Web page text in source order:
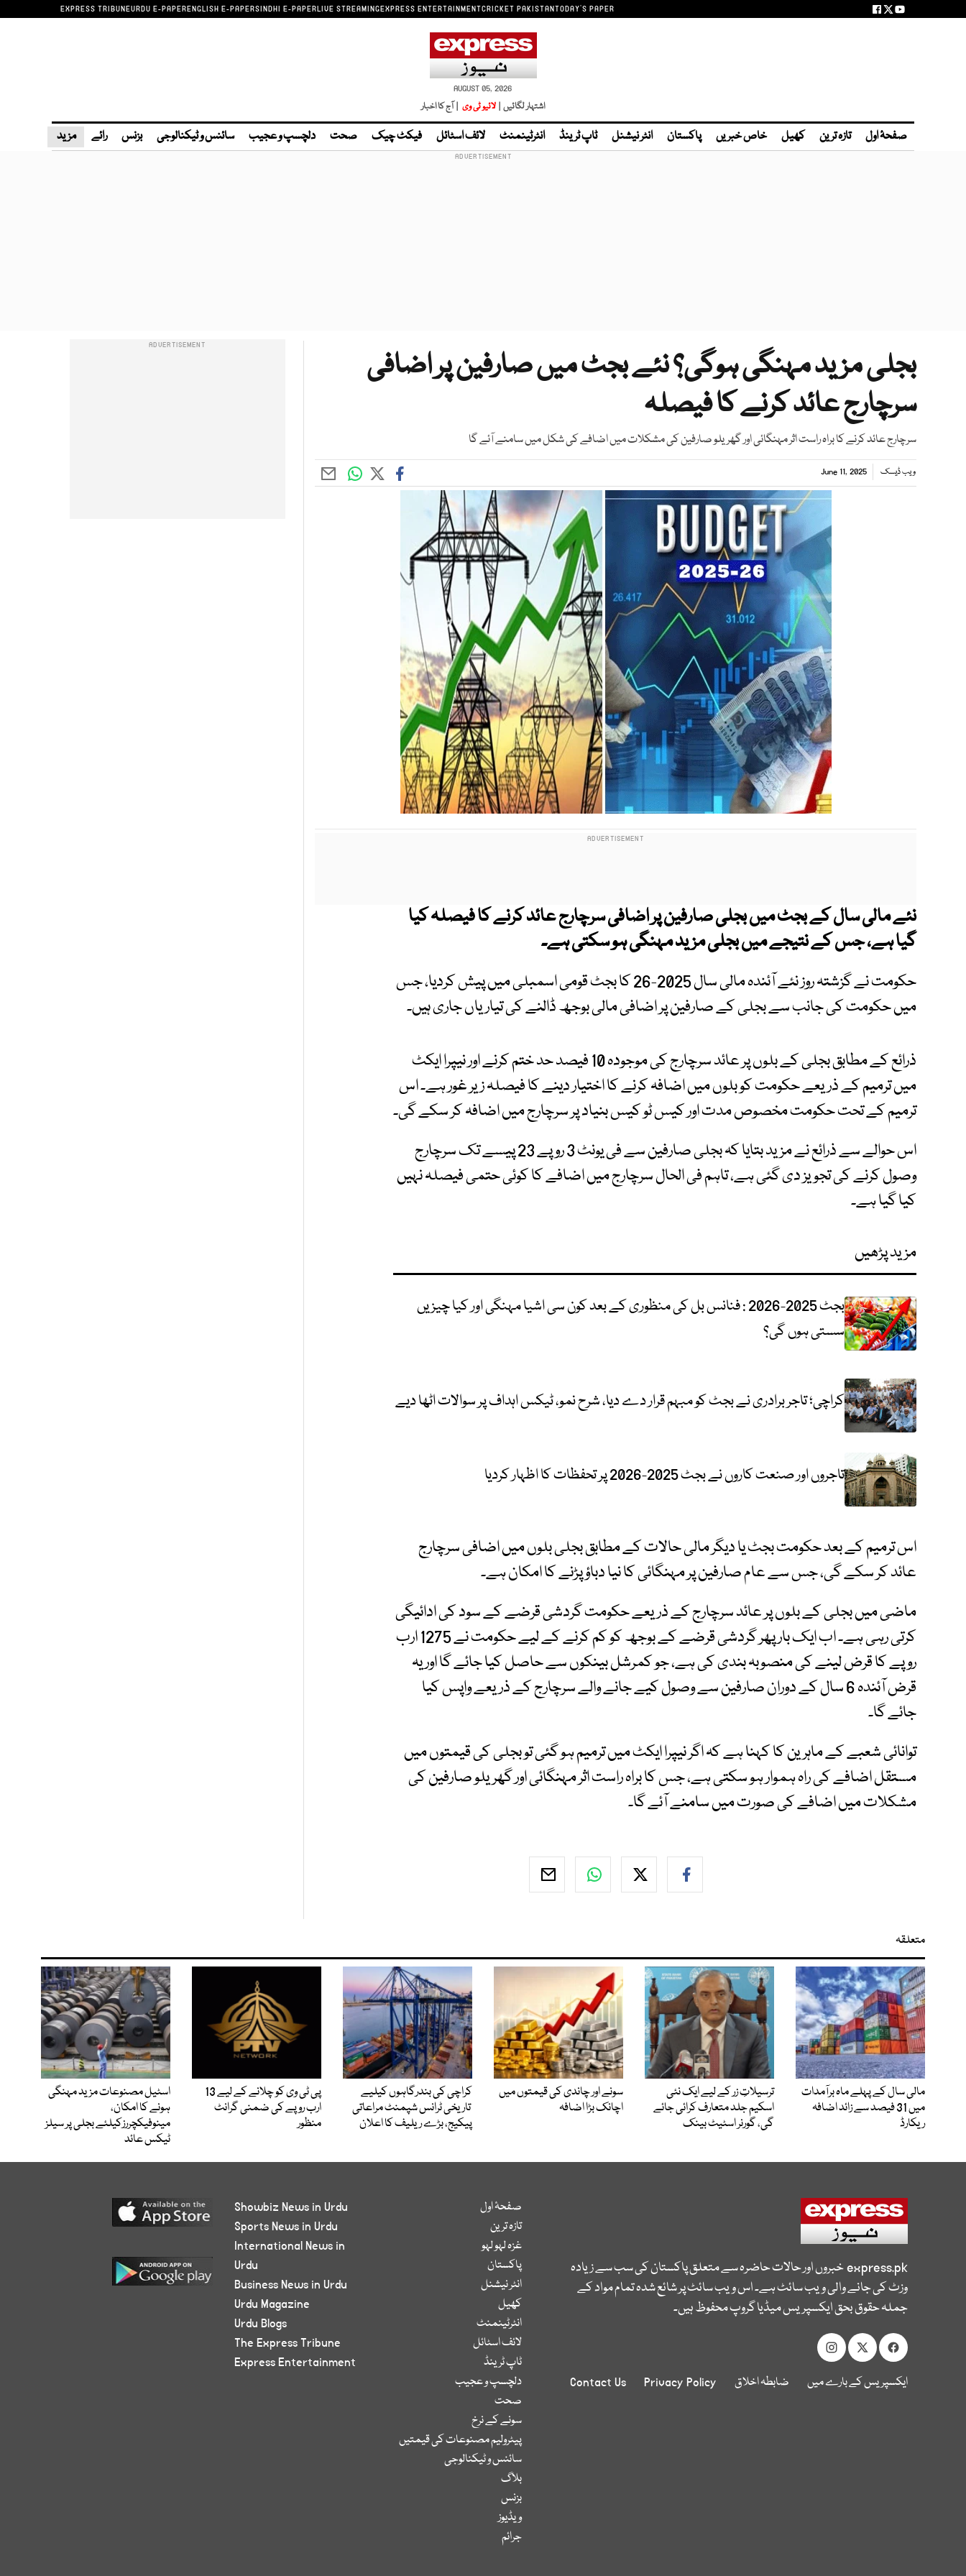
EXPRESS TRIBUNEURDU E-PAPERENGLISH E-PAPERSINDHI E-PAPERLIVE STREAMINGEXPRESS ENTERTAINMENTCRICKET PAKISTANTODAY'S PAPER
AUGUST 05, 2026
اشتہار لگائیں | لائیو ٹی وی | آج کا اخبار
صفحۂ اول تازہ ترین کھیل خاص خبریں پاکستان انٹر نیشنل ٹاپ ٹرینڈ انٹرٹینمنٹ لائف اسٹائل فیکٹ چیک صحت دلچسپ و عجیب سائنس و ٹیکنالوجی بزنس رائے مزید
بجلی مزید مہنگی ہوگی؟ نئے بجٹ میں صارفین پر اضافی
سرچارج عائد کرنے کا فیصلہ
سرچارج عائد کرنے کا براہ راست اثر مہنگائی اور گھریلو صارفین کی مشکلات میں اضافے کی شکل میں سامنے آئے گا
ویب ڈیسک June 11, 2025
نئے مالی سال کے بجٹ میں بجلی صارفین پر اضافی سرچارج عائد کرنے کا فیصلہ کیا
گیا ہے، جس کے نتیجے میں بجلی مزید مہنگی ہو سکتی ہے۔
حکومت نے گزشتہ روز نئے آئندہ مالی سال 2025-26 کا بجٹ قومی اسمبلی میں پیش کردیا، جس
میں حکومت کی جانب سے بجلی کے صارفین پر اضافی مالی بوجھ ڈالنے کی تیاریاں جاری ہیں۔
ذرائع کے مطابق بجلی کے بلوں پر عائد سرچارج کی موجودہ 10 فیصد حد ختم کرنے اور نیپرا ایکٹ
میں ترمیم کے ذریعے حکومت کو بلوں میں اضافہ کرنے کا اختیار دینے کا فیصلہ زیر غور ہے۔ اس
ترمیم کے تحت حکومت مخصوص مدت اور کیس ٹو کیس بنیاد پر سرچارج میں اضافہ کر سکے گی۔
اس حوالے سے ذرائع نے مزید بتایا کہ بجلی صارفین سے فی یونٹ 3 روپے 23 پیسے تک سرچارج
وصول کرنے کی تجویز دی گئی ہے، تاہم فی الحال سرچارج میں اضافے کا کوئی حتمی فیصلہ نہیں
کیا گیا ہے۔
مزید پڑھیں
بجٹ 2025-2026 : فنانس بل کی منظوری کے بعد کون سی اشیا مہنگی اور کیا چیزیں
سستی ہوں گی؟
کراچی؛ تاجر برادری نے بجٹ کو مبہم قرار دے دیا، شرح نمو، ٹیکس اہداف پر سوالات اٹھا دیے
تاجروں اور صنعت کاروں نے بجٹ 2025-2026 پر تحفظات کا اظہار کردیا
اس ترمیم کے بعد حکومت بجٹ یا دیگر مالی حالات کے مطابق بجلی بلوں میں اضافی سرچارج
عائد کر سکے گی، جس سے عام صارفین پر مہنگائی کا نیا دباؤ پڑنے کا امکان ہے۔
ماضی میں بجلی کے بلوں پر عائد سرچارج کے ذریعے حکومت گردشی قرضے کے سود کی ادائیگی
کرتی رہی ہے۔ اب ایک بار پھر گردشی قرضے کے بوجھ کو کم کرنے کے لیے حکومت نے 1275 ارب
روپے کا قرض لینے کی منصوبہ بندی کی ہے، جو کمرشل بینکوں سے حاصل کیا جائے گا اور یہ
قرض آئندہ 6 سال کے دوران صارفین سے وصول کیے جانے والے سرچارج کے ذریعے واپس کیا
جائے گا۔
توانائی شعبے کے ماہرین کا کہنا ہے کہ اگر نیپرا ایکٹ میں ترمیم ہو گئی تو بجلی کی قیمتوں میں
مستقل اضافے کی راہ ہموار ہو سکتی ہے، جس کا براہ راست اثر مہنگائی اور گھریلو صارفین کی
مشکلات میں اضافے کی صورت میں سامنے آئے گا۔
متعلقہ
مالی سال کے پہلے ماہ برآمدات
میں 31 فیصد سے زائد اضافہ
ریکارڈ
ترسیلاتِ زر کے لیے ایک نئی
اسکیم جلد متعارف کرائی جائے
گی، گورنر اسٹیٹ بینک
سونے اور چاندی کی قیمتوں میں
اچانک بڑا اضافہ
کراچی کی بندرگاہوں کیلیے
تاریخی ٹرانس شپمنٹ مراعاتی
پیکیج، بڑے ریلیف کا اعلان
پی ٹی وی کو چلانے کے لیے 13
ارب روپے کی ضمنی گرانٹ
منظور
اسٹیل مصنوعات مزید مہنگی
ہونے کا امکان،
مینوفیکچررزکیلئے بجلی پر سیلز
ٹیکس عائد
express.pkخبروں اور حالات حاضرہ سے متعلق پاکستان کی سب سے زیادہ
وزٹ کی جانے والی ویب سائٹ ہے۔ اس ویب سائٹ پر شائع شدہ تمام مواد کے
جملہ حقوق بحق ایکسپریس میڈیا گروپ محفوظ ہیں۔
ایکسپریس کے بارے میں ضابطہ اخلاق Privacy Policy
Contact Us
صفحۂ اول
تازہ ترین
غزہ لہو لہو
پاکستان
انٹر نیشنل
کھیل
انٹرٹینمنٹ
لائف اسٹائل
ٹاپ ٹرینڈ
دلچسپ و عجیب
صحت
سونے کے نرخ
پیٹرولیم مصنوعات کی قیمتیں
سائنس و ٹیکنالوجی
بلاگ
بزنس
ویڈیوز
جرائم
Showbiz News in Urdu
Sports News in Urdu
International News in
Urdu
Business News in Urdu
Urdu Magazine
Urdu Blogs
The Express Tribune
Express Entertainment